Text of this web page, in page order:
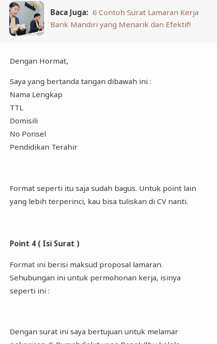
Baca Juga: 6 Contoh Surat Lamaran Kerja
Bank Mandiri yang Menarik dan Efektif!
Dengan Hormat,
Saya yang bertanda tangan dibawah ini :
Nama Lengkap
TTL
Domisili
No Ponsel
Pendidikan Terahir
Format seperti itu saja sudah bagus. Untuk point lain
yang lebih terperinci, kau bisa tuliskan di CV nanti.
Point 4 ( Isi Surat )
Format ini berisi maksud proposal lamaran.
Sehubungan ini untuk permohonan kerja, isinya
seperti ini :
Dengan surat ini saya bertujuan untuk melamar